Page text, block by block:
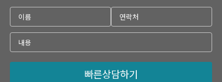
빠른상담하기